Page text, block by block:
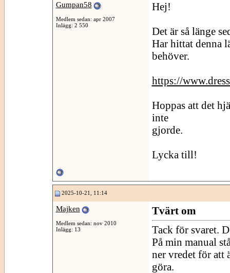
Gumpan58
Medlem sedan: apr 2007
Inlägg: 2 550
Hej!
Det är så länge
Har hittat denna
behöver.
https://
Hoppas att det
inte
gjorde.
Lycka till!
2025-10-21, 11:14
Majken
Medlem sedan: nov 2010
Inlägg: 13
Tvärt om
Tack för svaret.
På min manual
ner vredet för att
göra.